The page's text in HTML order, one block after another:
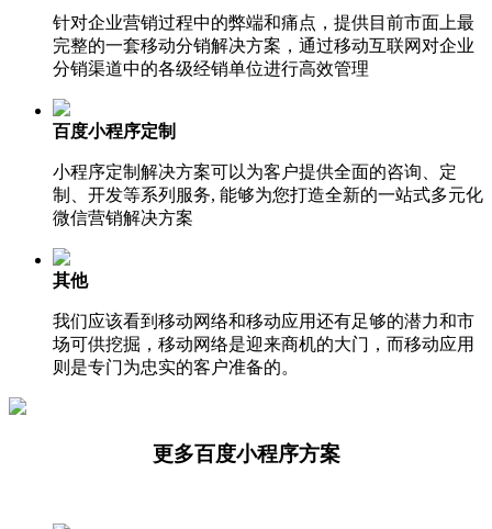
针对企业营销过程中的弊端和痛点，提供目前市面上最
完整的一套移动分销解决方案，通过移动互联网对企业
分销渠道中的各级经销单位进行高效管理
百度小程序定制
小程序定制解决方案可以为客户提供全面的咨询、定
制、开发等系列服务, 能够为您打造全新的一站式多元化
微信营销解决方案
其他
我们应该看到移动网络和移动应用还有足够的潜力和市
场可供挖掘，移动网络是迎来商机的大门，而移动应用
则是专门为忠实的客户准备的。
更多百度小程序方案